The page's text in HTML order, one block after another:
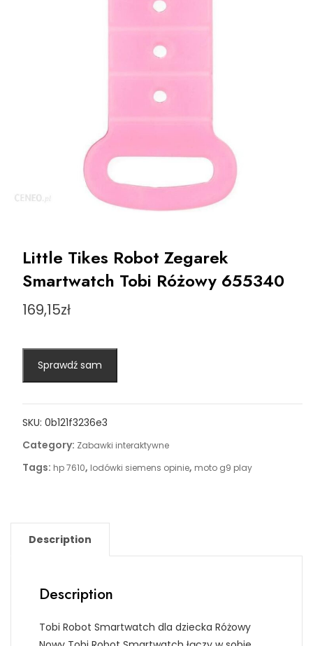
Little Tikes Robot Zegarek
Smartwatch Tobi Różowy 655340
169,15zł
Sprawdź sam
SKU: 0b121f3236e3
Category: Zabawki interaktywne
Tags: hp 7610, lodówki siemens opinie, moto g9 play
Description
Description
Tobi Robot Smartwatch dla dziecka Różowy